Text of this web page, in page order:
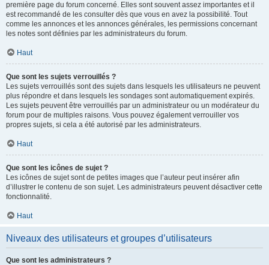
première page du forum concerné. Elles sont souvent assez importantes et il
est recommandé de les consulter dès que vous en avez la possibilité. Tout
comme les annonces et les annonces générales, les permissions concernant
les notes sont définies par les administrateurs du forum.
Haut
Que sont les sujets verrouillés ?
Les sujets verrouillés sont des sujets dans lesquels les utilisateurs ne peuvent
plus répondre et dans lesquels les sondages sont automatiquement expirés.
Les sujets peuvent être verrouillés par un administrateur ou un modérateur du
forum pour de multiples raisons. Vous pouvez également verrouiller vos
propres sujets, si cela a été autorisé par les administrateurs.
Haut
Que sont les icônes de sujet ?
Les icônes de sujet sont de petites images que l’auteur peut insérer afin
d’illustrer le contenu de son sujet. Les administrateurs peuvent désactiver cette
fonctionnalité.
Haut
Niveaux des utilisateurs et groupes d’utilisateurs
Que sont les administrateurs ?